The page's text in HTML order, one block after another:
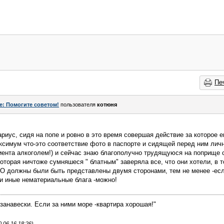
Помогите советом! пользователя котюня
сидя на попе и ровно в это время совершая действие за которое
что-это соответствие фото в паспорте и сидящей перед ним
алкоголем!) и сейчас знаю благополучно трудящуюся на поприще
ничтоже сумняшеся " блатным" заверяла все, что они хотели, в
были быть представлены двумя сторонами, тем не менее -
иные нематериальные блага -можно!
Если за ними море -квартира хорошая!"